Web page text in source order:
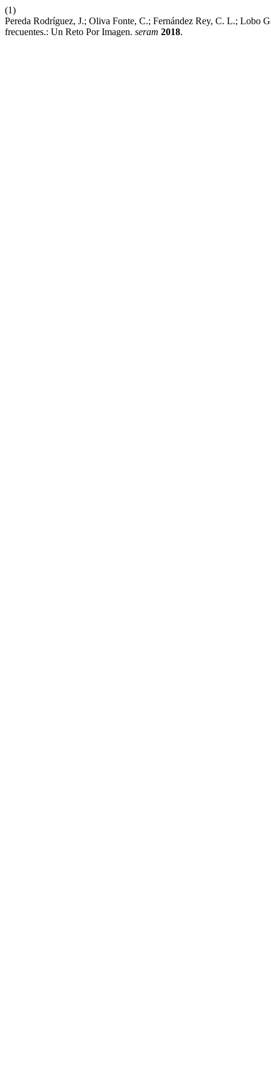
(1)
Pereda Rodríguez, J.; Oliva Fonte, C.; Fernández Rey, C. L.; Lobo
frecuentes.: Un Reto Por Imagen. seram 2018.